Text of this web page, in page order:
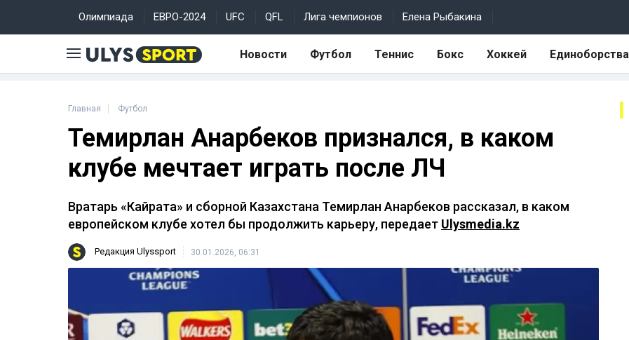
Олимпиада ЕВРО-2024 UFC QFL Лига чемпионов Елена Рыбакина
Новости Футбол Теннис Бокс Хоккей Единоборства
Главная Футбол
Темирлан Анарбеков признался, в каком
клубе мечтает играть после ЛЧ
Вратарь «Кайрата» и сборной Казахстана Темирлан Анарбеков рассказал, в каком
европейском клубе хотел бы продолжить карьеру, передает Ulysmedia.kz
Редакция Ulyssport 30.01.2026, 06:31